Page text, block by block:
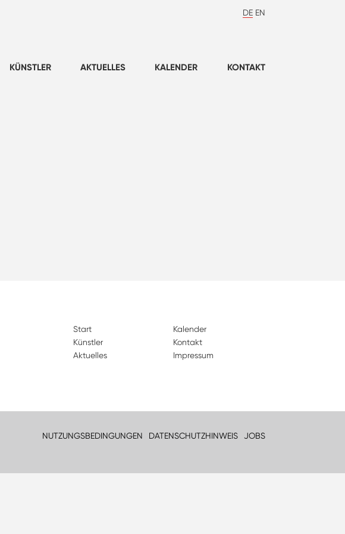
DE EN
KÜNSTLER AKTUELLES KALENDER KONTAKT
Start
Künstler
Aktuelles
Kalender
Kontakt
Impressum
NUTZUNGSBEDINGUNGEN DATENSCHUTZHINWEIS JOBS